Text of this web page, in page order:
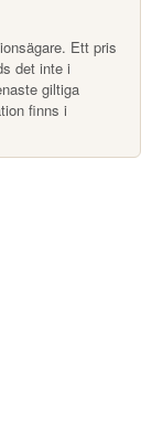
Ett pris
det inte i
giltiga
finns i